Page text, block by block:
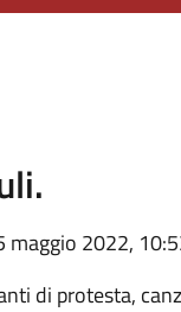
maggio 2022,
di protesta,